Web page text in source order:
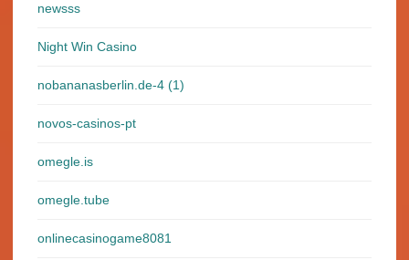
newsss
Night Win Casino
nobananasberlin.de-4 (1)
novos-casinos-pt
omegle.is
omegle.tube
onlinecasinogame8081